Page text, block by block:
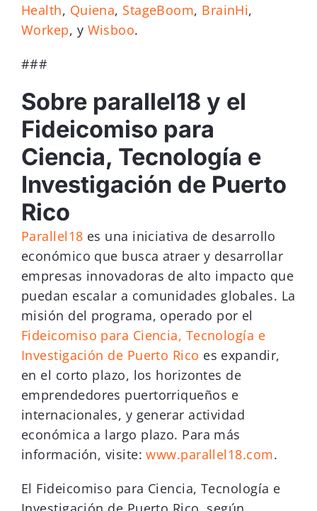
Health, Quiena, StageBoom, BrainHi,
Workep, y Wisboo.
###
Sobre parallel18 y el
Fideicomiso para
Ciencia, Tecnología e
Investigación de Puerto
Rico
Parallel18 es una iniciativa de desarrollo
económico que busca atraer y desarrollar
empresas innovadoras de alto impacto que
puedan escalar a comunidades globales. La
misión del programa, operado por el
Fideicomiso para Ciencia, Tecnología e
Investigación de Puerto Rico es expandir,
en el corto plazo, los horizontes de
emprendedores puertorriqueños e
internacionales, y generar actividad
económica a largo plazo. Para más
información, visite: www.parallel18.com.
El Fideicomiso para Ciencia, Tecnología e